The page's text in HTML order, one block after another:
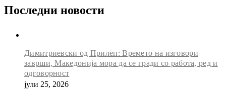
Последни новости
Димитриевски од Прилеп: Времето на изговори
заврши, Македонија мора да се гради со работа, ред и
одговорност
јули 25, 2026